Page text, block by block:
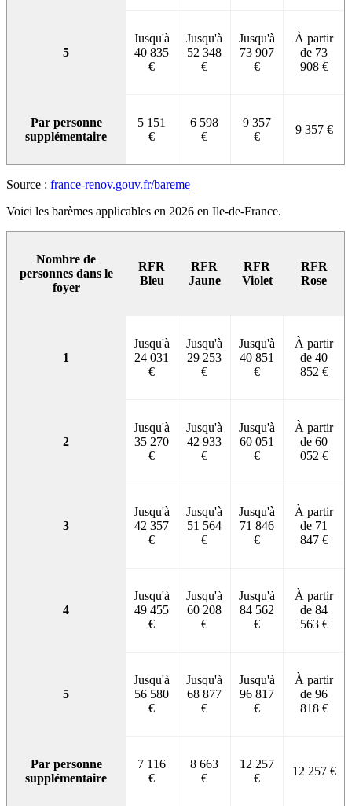
5
Jusqu'à
40 835
€
Jusqu'à
52 348
€
Jusqu'à
73 907
€
À partir
de 73
908 €
Par personne
supplémentaire
5 151
€
6 598
€
9 357
€
9 357 €
Source : france-renov.gouv.fr/bareme
Voici les barèmes applicables en 2026 en Ile-de-France.
Nombre de
personnes dans le
foyer
RFR
Bleu
RFR
Jaune
RFR
Violet
RFR
Rose
1
Jusqu'à
24 031
€
Jusqu'à
29 253
€
Jusqu'à
40 851
€
À partir
de 40
852 €
2
Jusqu'à
35 270
€
Jusqu'à
42 933
€
Jusqu'à
60 051
€
À partir
de 60
052 €
3
Jusqu'à
42 357
€
Jusqu'à
51 564
€
Jusqu'à
71 846
€
À partir
de 71
847 €
4
Jusqu'à
49 455
€
Jusqu'à
60 208
€
Jusqu'à
84 562
€
À partir
de 84
563 €
5
Jusqu'à
56 580
€
Jusqu'à
68 877
€
Jusqu'à
96 817
€
À partir
de 96
818 €
Par personne
supplémentaire
7 116
€
8 663
€
12 257
€
12 257 €